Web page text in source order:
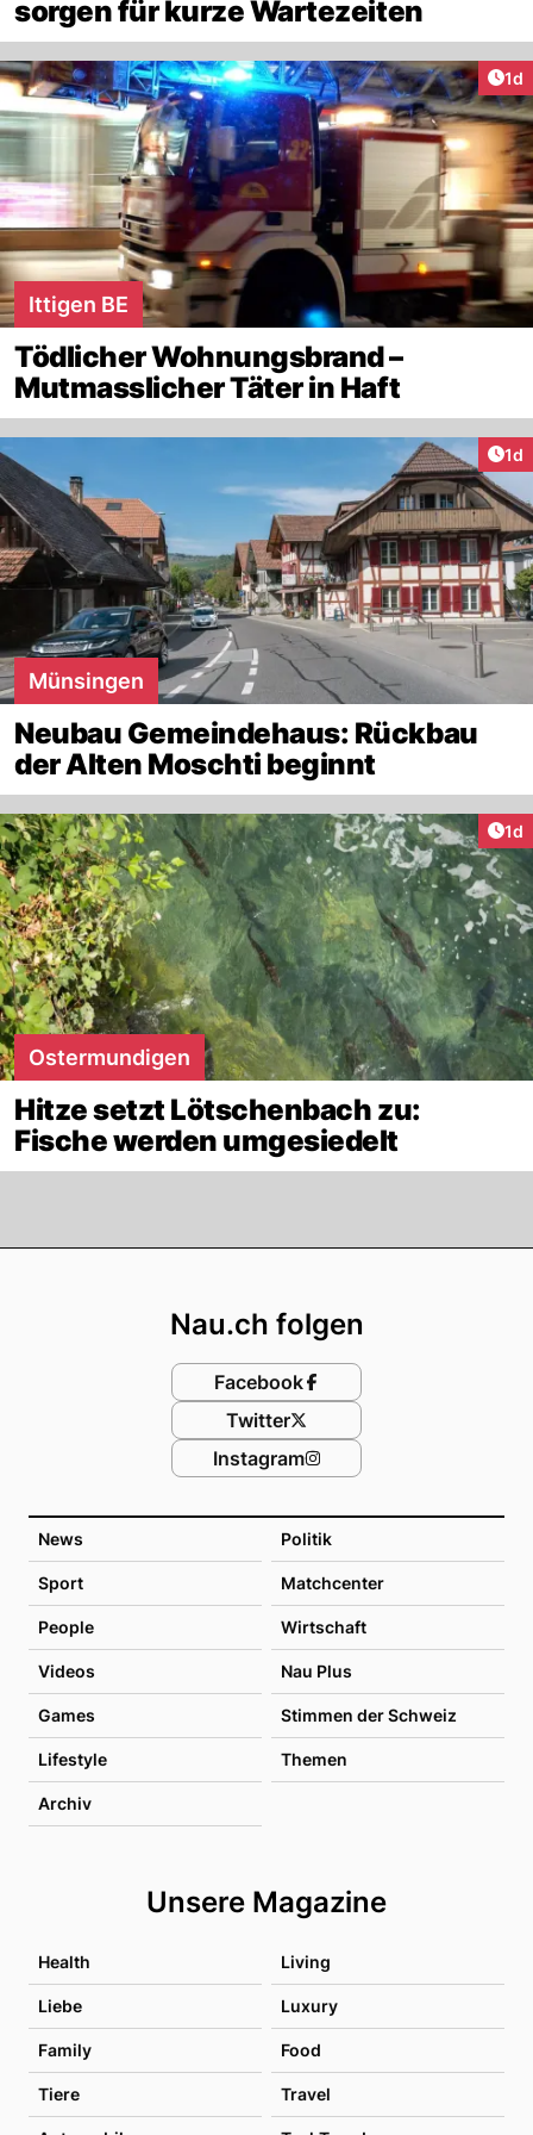
sorgen für kurze Wartezeiten
1d
Ittigen BE
Tödlicher Wohnungsbrand –
Mutmasslicher Täter in Haft
1d
Münsingen
Neubau Gemeindehaus: Rückbau
der Alten Moschti beginnt
1d
Ostermundigen
Hitze setzt Lötschenbach zu:
Fische werden umgesiedelt
News Politik
Sport Matchcenter
People Wirtschaft
Videos Nau Plus
Games Stimmen der Schweiz
Lifestyle Themen
Archiv
Unsere Magazine
Health Living
Liebe Luxury
Family Food
Tiere Travel
Nau.ch folgen
Facebook
Twitter
Instagram